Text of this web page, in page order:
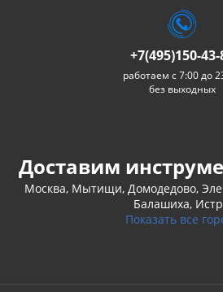
+7(495)150-
работаем с 7:00 до
без выходных
Доставим
Москва, Мытищи, Домодедово,
Балашиха,
Показать все